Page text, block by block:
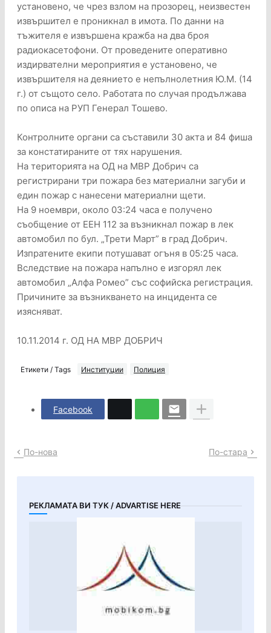
установено, че чрез взлом на прозорец, неизвестен
извършител е проникнал в имота. По данни на
тъжителя е извършена кражба на два броя
радиокасетофони. От проведените оперативно
издирвателни мероприятия е установено, че
извършителя на деянието е непълнолетния Ю.М. (14
г.) от същото село. Работата по случая продължава
по описа на РУП Генерал Тошево.
Контролните органи са съставили 30 акта и 84 фиша
за констатираните от тях нарушения.
На територията на ОД на МВР Добрич са
регистрирани три пожара без материални загуби и
един пожар с нанесени материални щети.
На 9 ноември, около 03:24 часа е получено
съобщение от ЕЕН 112 за възникнал пожар в лек
автомобил по бул. „Трети Март” в град Добрич.
Изпратените екипи потушават огъня в 05:25 часа.
Вследствие на пожара напълно е изгорял лек
автомобил „Алфа Ромео” със софийска регистрация.
Причините за възникването на инцидента се
изясняват.
10.11.2014 г. ОД НА МВР ДОБРИЧ
Етикети / Tags Институции Полиция
Facebook
По-нова По-стара
РЕКЛАМАТА ВИ ТУК / ADVARTISE HERE